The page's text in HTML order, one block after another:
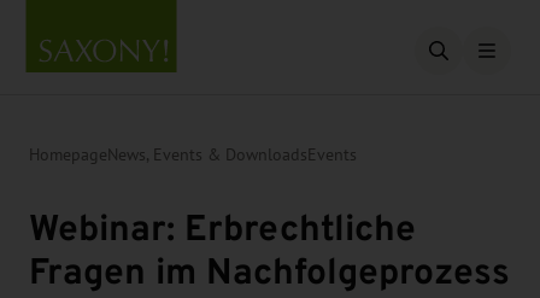
Open
Homepage News, Events & Downloads Events
Webinar: Erbrechtliche
Fragen im Nachfolgeprozess